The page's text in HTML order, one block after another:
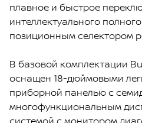
плавное и быстрое
интеллектуального
позиционным селектором
В базовой комплектации
оснащен 18-дюймовыми
приборной панелью с
многофункциональным